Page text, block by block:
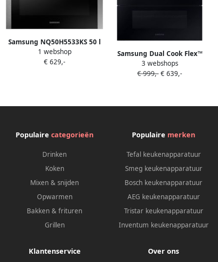
Samsung NQ50H5533KS 50 l
Roestvrijstaal
1 webshop
€ 629,-
Samsung Dual Cook Flex™
Oven 4-serie NV7B4550VAK
U1
3 webshops
€ 999,- € 639,-
Populaire categorieën
Drinken
Koken
Mixen & snijden
Opwarmen
Bakken & frituren
Grillen
Populaire merken
Tefal keukenapparatuur
Smeg keukenapparatuur
Bosch keukenapparatuur
AEG keukenapparatuur
Tristar keukenapparatuur
Inventum keukenapparatuur
Klantenservice Over ons